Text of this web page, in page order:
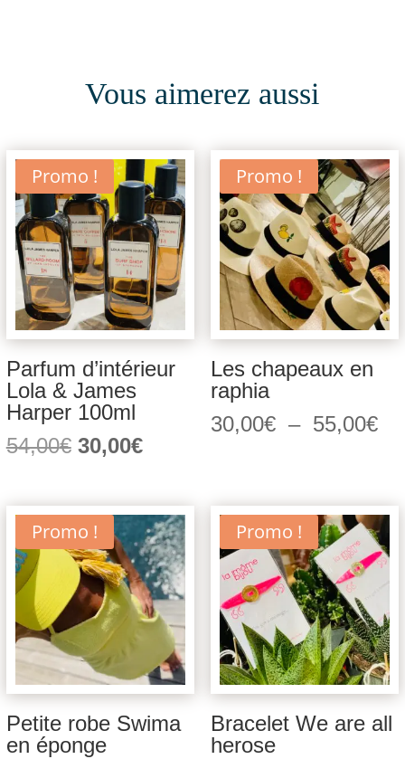
Vous aimerez aussi
Promo !
Parfum d’intérieur
Lola & James
Harper 100ml
54,00€ Le
était :
54,00€.
30,00€Le
est :
30,00€.
Promo !
Les chapeaux en
raphia
30,00€ – 55,00€
à
Promo !
Petite robe Swima
en éponge
Promo !
Bracelet We are all
herose